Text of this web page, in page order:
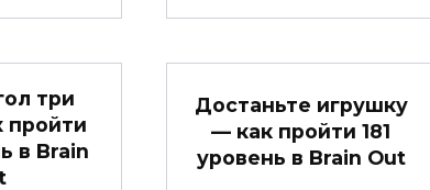
три
пройти
в Brain
Достаньте игрушку
— как пройти 181
уровень в Brain Out